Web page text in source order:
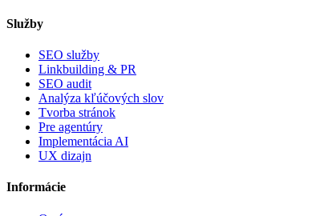
Služby
SEO služby
Linkbuilding & PR
SEO audit
Analýza kľúčových slov
Tvorba stránok
Pre agentúry
Implementácia AI
UX dizajn
Informácie